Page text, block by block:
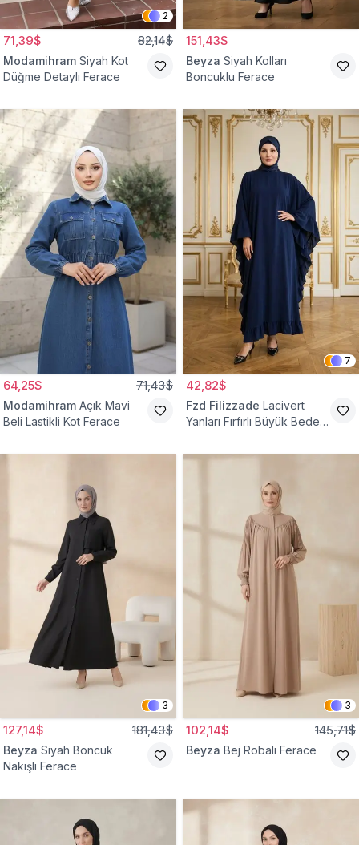
2
71,39$ 82,14$
Modamihram Siyah Kot
Düğme Detaylı Ferace
151,43$
Beyza Siyah Kolları
Boncuklu Ferace
64,25$ 71,43$
Modamihram Açık Mavi
Beli Lastikli Kot Ferace
7
42,82$
Fzd Filizzade Lacivert
Yanları Fırfırlı Büyük Beden
3
127,14$ 181,43$
Beyza Siyah Boncuk
Nakışlı Ferace
3
102,14$ 145,71$
Beyza Bej Robalı Ferace